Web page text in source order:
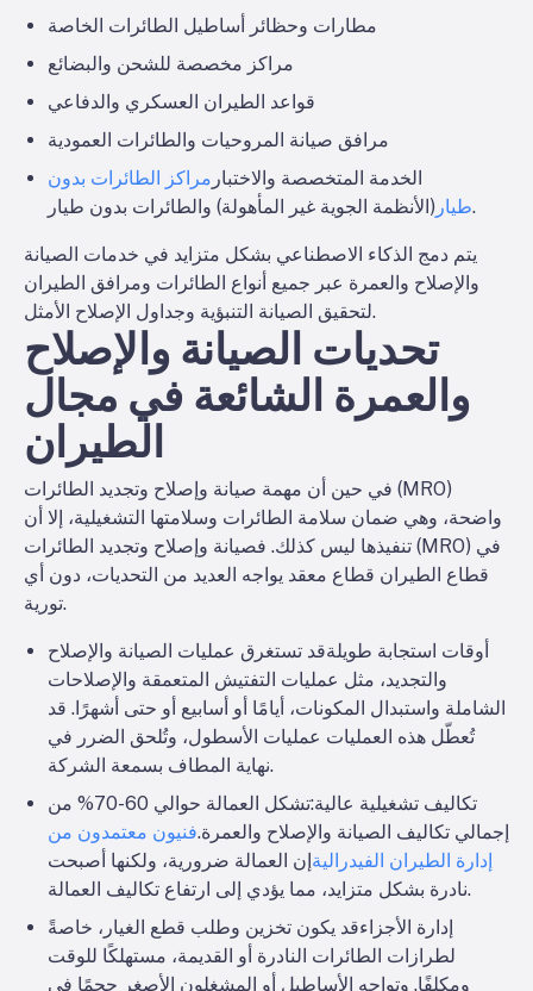
مطارات وحظائر أساطيل الطائرات الخاصة
مراكز مخصصة للشحن والبضائع
قواعد الطيران العسكري والدفاعي
مرافق صيانة المروحيات والطائرات العمودية
الخدمة المتخصصة والاختبار مراكز الطائرات بدون
طيار(الأنظمة الجوية غير المأهولة) والطائرات بدون طيار.
يتم دمج الذكاء الاصطناعي بشكل متزايد في خدمات الصيانة
والإصلاح والعمرة عبر جميع أنواع الطائرات ومرافق الطيران
لتحقيق الصيانة التنبؤية وجداول الإصلاح الأمثل.
تحديات الصيانة والإصلاح
والعمرة الشائعة في مجال
الطيران
في حين أن مهمة صيانة وإصلاح وتجديد الطائرات (MRO)
واضحة، وهي ضمان سلامة الطائرات وسلامتها التشغيلية، إلا أن
تنفيذها ليس كذلك. فصيانة وإصلاح وتجديد الطائرات (MRO) في
قطاع الطيران قطاع معقد يواجه العديد من التحديات، دون أي
تورية.
أوقات استجابة طويلةقد تستغرق عمليات الصيانة والإصلاح
والتجديد، مثل عمليات التفتيش المتعمقة والإصلاحات
الشاملة واستبدال المكونات، أيامًا أو أسابيع أو حتى أشهرًا. قد
تُعطّل هذه العمليات عمليات الأسطول، وتُلحق الضرر في
نهاية المطاف بسمعة الشركة.
تكاليف تشغيلية عالية
:تشكل العمالة حوالي 60-70% من
إجمالي تكاليف الصيانة والإصلاح والعمرة.فنيون معتمدون من
إدارة الطيران الفيدراليةإن العمالة ضرورية، ولكنها أصبحت
نادرة بشكل متزايد، مما يؤدي إلى ارتفاع تكاليف العمالة.
إدارة الأجزاءقد يكون تخزين وطلب قطع الغيار، خاصةً
لطرازات الطائرات النادرة أو القديمة، مستهلكًا للوقت
ومكلفًا. وتواجه الأساطيل أو المشغلون الأصغر حجمًا في